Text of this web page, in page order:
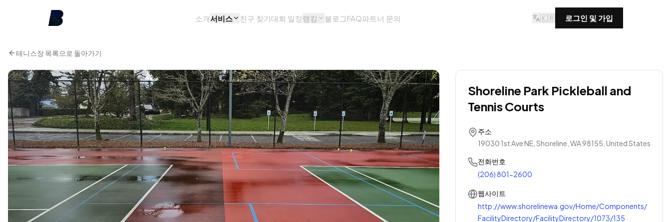
소개서비스 친구 찾기대회 일정랭킹 블로그FAQ파트너 문의 🇰🇷 로그인 및 가입
테니스장 목록으로 돌아가기
Shoreline Park Pickleball and
Tennis Courts
주소
19030 1st Ave NE, Shoreline, WA 98155, United States
전화번호
(206) 801-2600
웹사이트
http://www.shorelinewa.gov/Home/Components/
FacilityDirectory/FacilityDirectory/1073/135